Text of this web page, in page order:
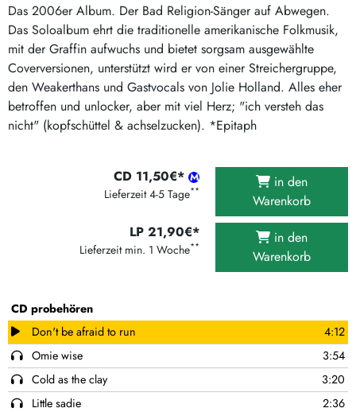
Das 2006er Album. Der Bad Religion-Sänger auf Abwegen.
Das Soloalbum ehrt die traditionelle amerikanische Folkmusik,
mit der Graffin aufwuchs und bietet sorgsam ausgewählte
Coverversionen, unterstützt wird er von einer Streichergruppe,
den Weakerthans und Gastvocals von Jolie Holland. Alles eher
betroffen und unlocker, aber mit viel Herz; "ich versteh das
nicht" (kopfschüttel & achselzucken). *Epitaph
CD probehören
Don't be afraid to run
4:12
Omie wise
3:54
Cold as the clay
3:20
Little sadie
2:36
CD 11,50€*
Lieferzeit 4-5 Tage**
in den
Warenkorb
LP 21,90€*
Lieferzeit min. 1 Woche**
in den
Warenkorb